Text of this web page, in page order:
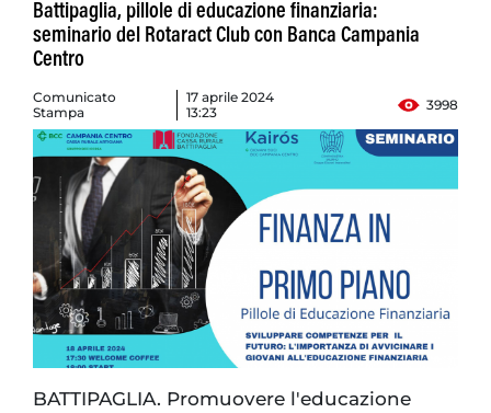
Battipaglia, pillole di educazione finanziaria:
seminario del Rotaract Club con Banca Campania
Centro
Comunicato
Stampa
17 aprile 2024
13:23
3998
BATTIPAGLIA. Promuovere l'educazione